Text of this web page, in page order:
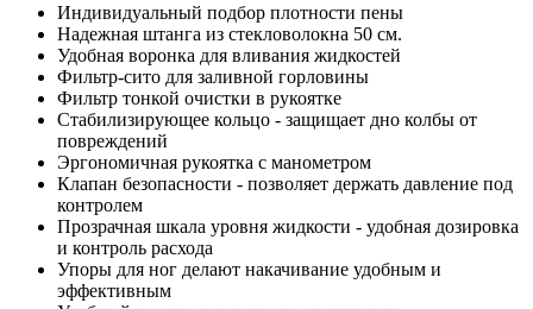
Индивидуальный подбор плотности пены
Надежная штанга из стекловолокна 50 см.
Удобная воронка для вливания жидкостей
Фильтр-сито для заливной горловины
Фильтр тонкой очистки в рукоятке
Стабилизирующее кольцо - защищает дно колбы от
повреждений
Эргономичная рукоятка с манометром
Клапан безопасности - позволяет держать давление под
контролем
Прозрачная шкала уровня жидкости - удобная дозировка
и контроль расхода
Упоры для ног делают накачивание удобным и
эффективным